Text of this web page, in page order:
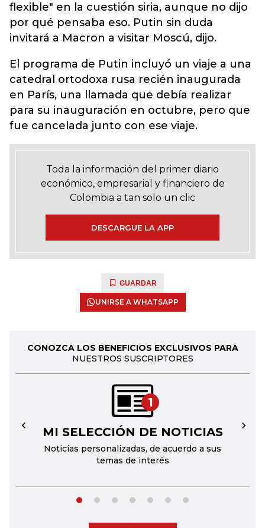
flexible" en la cuestión siria, aunque no dijo
por qué pensaba eso. Putin sin duda
invitará a Macron a visitar Moscú, dijo.
El programa de Putin incluyó un viaje a una
catedral ortodoxa rusa recién inaugurada
en París, una llamada que debía realizar
para su inauguración en octubre, pero que
fue cancelada junto con ese viaje.
Toda la información del primer diario
económico, empresarial y financiero de
Colombia a tan solo un clic
DESCARGUE LA APP
GUARDAR
UNIRSE A WHATSAPP
CONOZCA LOS BENEFICIOS EXCLUSIVOS PARA
NUESTROS SUSCRIPTORES
1
MI SELECCIÓN DE NOTICIAS
Noticias personalizadas, de acuerdo a sus
temas de interés
← →